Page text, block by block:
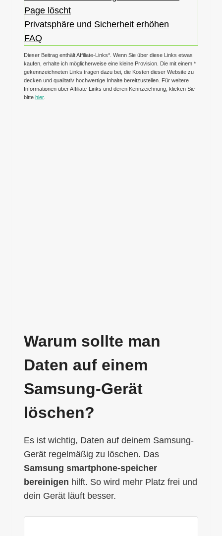
Page löscht
Privatsphäre und Sicherheit erhöhen
FAQ
Dieser Beitrag enthält Affiliate-Links*. Wenn Sie über diese Links etwas
kaufen, erhalte ich möglicherweise eine kleine Provision. Die mit einem *
gekennzeichneten Links tragen dazu bei, die Kosten dieser Website zu
decken und qualitativ hochwertige Inhalte bereitzustellen. Für weitere
Informationen über Affiliate-Links und deren Kennzeichnung, klicken Sie
bitte hier.
Warum sollte man
Daten auf einem
Samsung-Gerät
löschen?
Es ist wichtig, Daten auf deinem Samsung-
Gerät regelmäßig zu löschen. Das
Samsung smartphone-speicher
bereinigen hilft. So wird mehr Platz frei und
dein Gerät läuft besser.